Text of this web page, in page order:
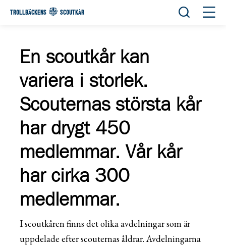
TROLLBÄCKENS SCOUTKÅR Öppna
En scoutkår kan
variera i storlek.
Scouternas största kår
har drygt 450
medlemmar. Vår kår
har cirka 300
medlemmar.
I scoutkåren finns det olika avdelningar som är
uppdelade efter scouternas åldrar. Avdelningarna